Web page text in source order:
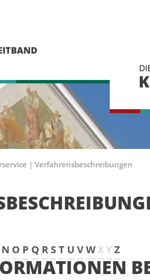
| Verfahrensbeschreibungen
N O P Q R ST U VWX YZ